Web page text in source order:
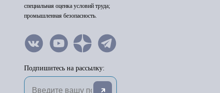
специальная оценка условий труда;
промышленная безопасность.
Подпишитесь на рассылку: